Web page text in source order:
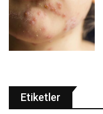
Etiketler